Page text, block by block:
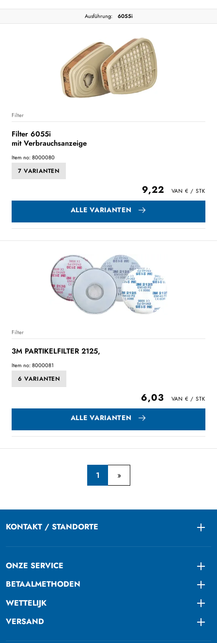
Ausführung: 6055i
Filter
Filter 6055i
mit Verbrauchsanzeige
Item no: 8000080
7 VARIANTEN
9,22
ALLE VARIANTEN
Filter
3M PARTIKELFILTER 2125,
Item no: 8000081
6 VARIANTEN
6,03
ALLE VARIANTEN
1
KONTAKT / STANDORTE
ONZE SERVICE
BETAALMETHODEN
WETTELIJK
VERSAND